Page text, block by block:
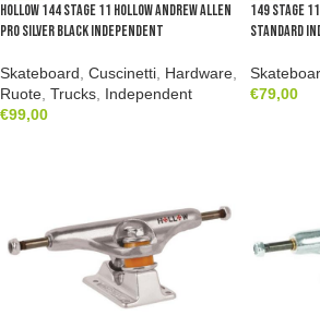
Hollow 144 Stage 11 Hollow Andrew Allen
Pro Silver Black Independent
Skateboard Cuscinetti Hardware
Ruote Trucks Independent
€99,00
149 Stage
Standard
€79,00